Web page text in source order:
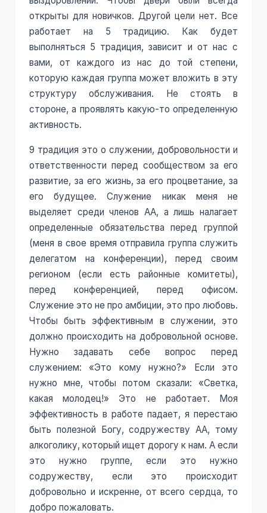
открыты для новичков. Другой цели нет. Все
работает на 5 традицию. Как будет
выполняться 5 традиция, зависит и от нас с
вами, от каждого из нас до той степени,
которую каждая группа может вложить в эту
структуру обслуживания. Не стоять в
стороне, а проявлять какую-то определенную
активность.
9 традиция это о служении, добровольности и
ответственности перед сообществом за его
развитие, за его жизнь, за его процветание, за
его будущее. Служение никак меня не
выделяет среди членов АА, а лишь налагает
определенные обязательства перед группой
(меня в свое время отправила группа служить
делегатом на конференции), перед своим
регионом (если есть районные комитеты),
перед конференцией, перед офисом.
Служение это не про амбиции, это про любовь.
Чтобы быть эффективным в служении, это
должно происходить на добровольной основе.
Нужно задавать себе вопрос перед
служением: «Это кому нужно?» Если это
нужно мне, чтобы потом сказали: «Светка,
какая молодец!» Это не работает. Моя
эффективность в работе падает, я перестаю
быть полезной Богу, содружеству АА, тому
алкоголику, который ищет дорогу к нам. А если
это нужно группе, если это нужно
содружеству, если это происходит
добровольно и искренне, от всего сердца, то
добро пожаловать.